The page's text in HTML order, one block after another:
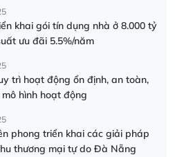
khai gói tín dụng nhà ở 8.000 tỷ
chiến sĩ” lãi suất ưu đãi 5.5%/năm
trì hoạt động ổn định, an toàn,
hình hoạt động
phong triển khai các giải pháp
thương mại tự do Đà Nẵng